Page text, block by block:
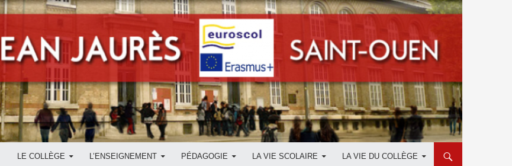
LE COLLÈGE L’ENSEIGNEMENT PÉDAGOGIE LA VIE SCOLAIRE LA VIE DU COLLÈGE
SORTIE